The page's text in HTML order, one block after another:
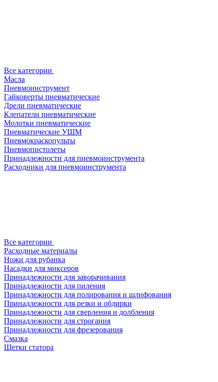
Все категории
Масла
Пневмоинструмент
Гайковерты пневматические
Дрели пневматические
Клепатели пневматические
Молотки пневматические
Пневматические УШМ
Пневмокраскопульты
Пневмопистолеты
Принадлежности для пневмоинструмента
Расходники для пневмоинструмента
Все категории
Расходные материалы
Ножи для рубанка
Насадки для миксеров
Принадлежности для заворачивания
Принадлежности для пиления
Принадлежности для полирования и шлифования
Принадлежности для резки и обдирки
Принадлежности для сверления и долбления
Принадлежности для строгания
Принадлежности для фрезерования
Смазка
Щетки статора